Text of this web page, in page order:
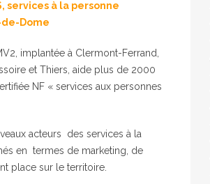
services à la personne
de-Dome
implantée à Clermont-Ferrand,
et Thiers, aide plus de 2000
NF « services aux personnes
acteurs des services à la
en termes de marketing, de
place sur le territoire.